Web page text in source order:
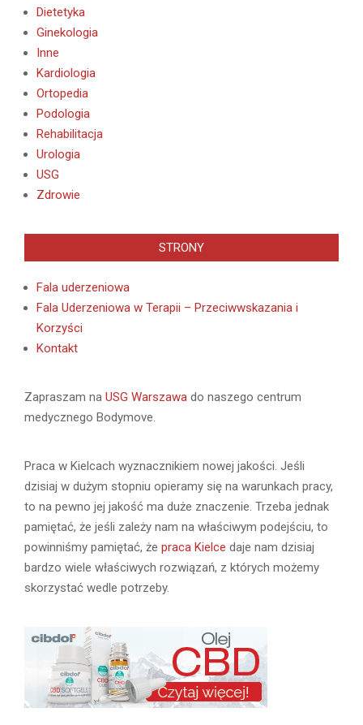
Dietetyka
Ginekologia
Inne
Kardiologia
Ortopedia
Podologia
Rehabilitacja
Urologia
USG
Zdrowie
STRONY
Fala uderzeniowa
Fala Uderzeniowa w Terapii – Przeciwwskazania i
Korzyści
Kontakt
Zapraszam na USG Warszawa do naszego centrum
medycznego Bodymove.
Praca w Kielcach wyznacznikiem nowej jakości. Jeśli
dzisiaj w dużym stopniu opieramy się na warunkach pracy,
to na pewno jej jakość ma duże znaczenie. Trzeba jednak
pamiętać, że jeśli zależy nam na właściwym podejściu, to
powinniśmy pamiętać, że praca Kielce daje nam dzisiaj
bardzo wiele właściwych rozwiązań, z których możemy
skorzystać wedle potrzeby.